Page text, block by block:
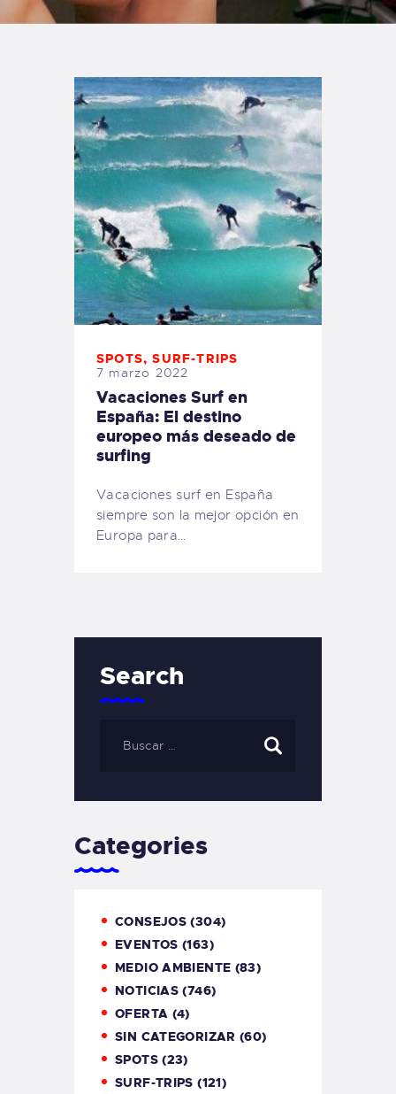
TIENDA FAMILY SURFERS
SPOTS,SURF-TRIPS
7 marzo 2022
Vacaciones Surf en
España: El destino
europeo más deseado de
surfing
Vacaciones surf en España
siempre son la mejor opción en
Europa para…
Search
Categories
CONSEJOS (304)
EVENTOS (163)
MEDIO AMBIENTE (83)
NOTICIAS (746)
OFERTA (4)
SIN CATEGORIZAR (60)
SPOTS(23)
SURF-TRIPS (121)